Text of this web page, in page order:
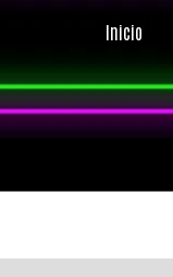
Inicio